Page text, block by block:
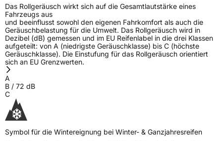
3PMSF / Schneeflockensymbol / Alpine-Symbol
EPREL ID461144
Allgemeine Produktsicherheit (GPSR)
Das Rollgeräusch wirkt sich auf die Gesamtlautstärke eines
Fahrzeugs aus
und beeinflusst sowohl den eigenen Fahrkomfort als auch die
Geräuschbelastung für die Umwelt. Das Rollgeräusch wird in
Dezibel (dB) gemessen und im EU Reifenlabel in die drei Klassen
aufgeteilt: von A (niedrigste Geräuschklasse) bis C (höchste
Geräuschklasse). Die Einstufung für das Rollgeräusch orientiert
sich an EU Grenzwerten.
A
B / 72 dB
C
Symbol für die Wintereignung bei Winter- & Ganzjahresreifen